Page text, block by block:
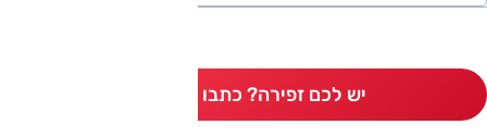
יש לכם זפירה? כתבו חוות דעת